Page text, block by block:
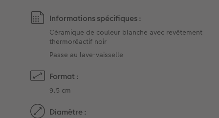
Informations spécifiques :
Céramique de couleur blanche avec revêtement
thermoréactif noir
Passe au lave-vaisselle
Format :
9,5 cm
Diamètre :